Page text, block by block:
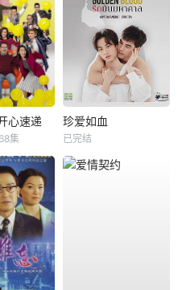
心速递
集
珍爱如血
已完结